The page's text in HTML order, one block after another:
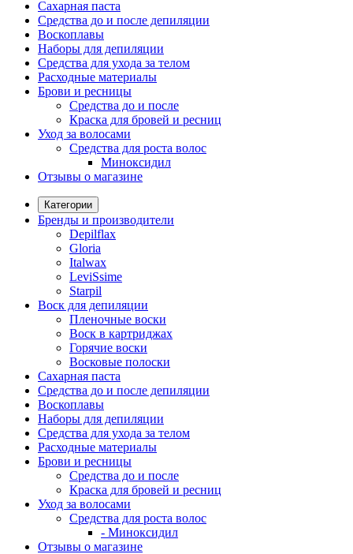
Сахарная паста
Средства до и после депиляции
Воскоплавы
Наборы для депиляции
Средства для ухода за телом
Расходные материалы
Брови и ресницы
Средства до и после
Краска для бровей и ресниц
Уход за волосами
Средства для роста волос
Миноксидил
Отзывы о магазине
Категории
Бренды и производители
Depilflax
Gloria
Italwax
LeviSsime
Starpil
Воск для депиляции
Пленочные воски
Воск в картриджах
Горячие воски
Восковые полоски
Сахарная паста
Средства до и после депиляции
Воскоплавы
Наборы для депиляции
Средства для ухода за телом
Расходные материалы
Брови и ресницы
Средства до и после
Краска для бровей и ресниц
Уход за волосами
Средства для роста волос
- Миноксидил
Отзывы о магазине